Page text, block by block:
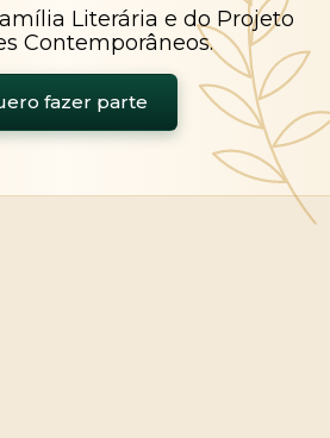
Literária e do Projeto
Contemporâneos.
fazer parte